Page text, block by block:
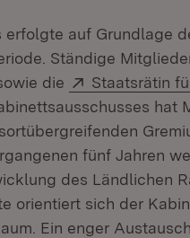
erfolgte auf Grundlage
Ständige
die
Extern:
Staatsrätin
hat
fünf Jahren
des Ländlichen
orientiert sich der
Ein enger